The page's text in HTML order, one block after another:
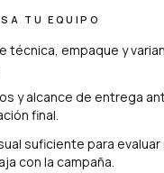
TU EQUIPO
técnica, empaque y
y alcance de entrega
final.
suficiente para evaluar
con la campaña.